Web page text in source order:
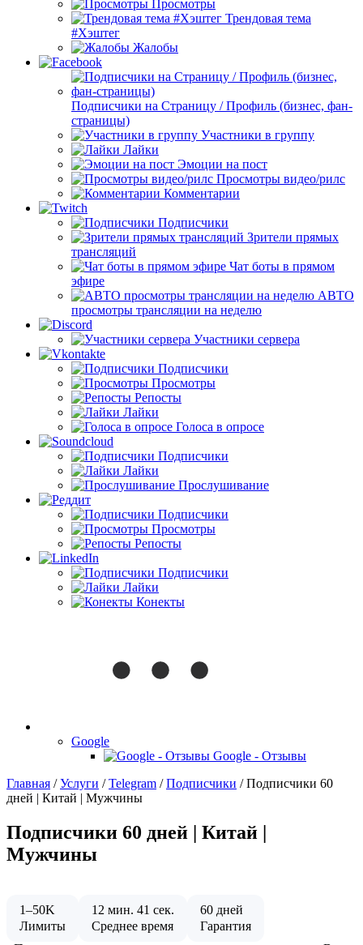
Просмотры
Трендовая тема
#Хэштег
Жалобы
Подписчики на Страницу / Профиль (бизнес, фан-
страницы)
Участники в группу
Лайки
Эмоции на пост
Просмотры видео/рилс
Комментарии
Подписчики
Зрители прямых
трансляций
Чат боты в прямом
эфире
АВТО
просмотры трансляции на неделю
Участники сервера
Подписчики
Просмотры
Репосты
Лайки
Голоса в опросе
Подписчики
Лайки
Прослушивание
Подписчики
Просмотры
Репосты
Подписчики
Лайки
Конекты
Google
Google - Отзывы
Главная /Услуги /Telegram /Подписчики /Подписчики 60
дней | Китай | Мужчины
Подписчики 60 дней | Китай |
Мужчины
1–50K
Лимиты
12 мин. 41 сек.
Среднее время
60 дней
Гарантия